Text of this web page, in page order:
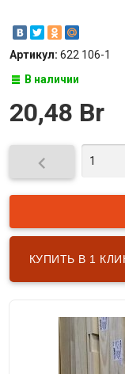
Артикул: 622 106-1
В наличии
20,48 Br

КУПИТЬ В 1